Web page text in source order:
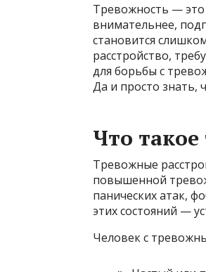
Тревожность —
внимательнее,
становится
расстройство,
для борьбы с
Да и просто знать,
Что
Тревожные
повышенной
панических атак,
этих состояний —
Человек с